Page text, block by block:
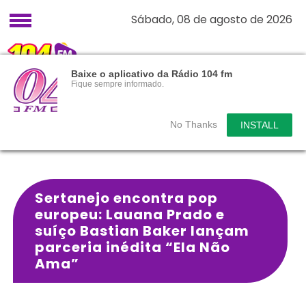
Baixe o aplicativo da Rádio 104 fm
Fique sempre informado.
No Thanks INSTALL
Sábado, 08 de agosto de 2026
Sertanejo encontra pop
europeu: Lauana Prado e
suíço Bastian Baker lançam
parceria inédita “Ela Não
Ama”